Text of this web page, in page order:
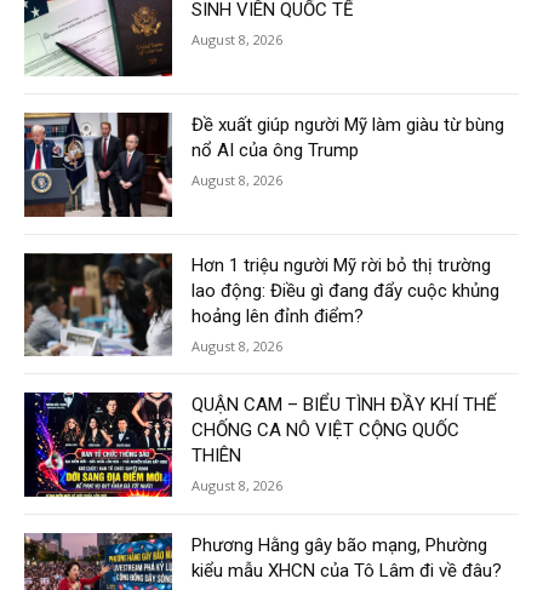
SINH VIÊN QUỐC TẾ
August 8, 2026
Đề xuất giúp người Mỹ làm giàu từ bùng
nổ AI của ông Trump
August 8, 2026
Hơn 1 triệu người Mỹ rời bỏ thị trường
lao động: Điều gì đang đẩy cuộc khủng
hoảng lên đỉnh điểm?
August 8, 2026
QUẬN CAM – BIỂU TÌNH ĐẦY KHÍ THẾ
CHỐNG CA NÔ VIỆT CỘNG QUỐC
THIÊN
August 8, 2026
Phương Hằng gây bão mạng, Phường
kiểu mẫu XHCN của Tô Lâm đi về đâu?